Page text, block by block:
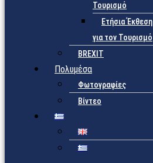
Τουρισμό
Ετήσια Έκθεση
για τον Τουρισμό
BREXIT
Πολυμέσα
Φωτογραφίες
Βίντεο